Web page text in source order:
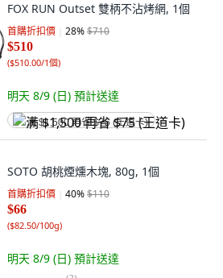
FOX RUN Outset 雙柄不沾烤網, 1個
首購折扣價 28%$710
$510
($510.00/1個)
明天 8/9 (日) 預計送達
满 $1,500 再省 $75 (王道卡)
SOTO 胡桃煙燻木塊, 80g, 1個
首購折扣價 40%$110
$66
($82.50/100g)
明天 8/9 (日) 預計送達